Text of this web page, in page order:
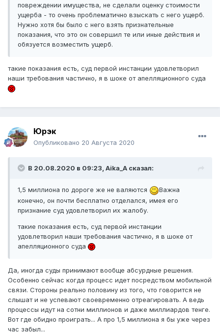
повреждении имущества, не сделали оценку стоимости
ущерба - то очень проблематично взыскать с него ущерб.
Нужно хотя бы было с него взять признательные
показания, что это он совершил те или иные действия и
обязуется возместить ущерб.
такие показания есть, суд первой инстанции удовлетворил
наши требования частично, я в шоке от апелляционного суда
Юрэк
Опубликовано 20 Августа 2020
В 20.08.2020 в 09:23, Aika_A сказал:
1,5 миллиона по дороге же не валяются
Важна
конечно, он почти бесплатно отделался, имея его
признание суд удовлетворил их жалобу.
такие показания есть, суд первой инстанции
удовлетворил наши требования частично, я в шоке от
апелляционного суда
Да, иногда суды принимают вообще абсурдные решения.
Особенно сейчас когда процесс идет посредством мобильной
связи. Стороны реально половину из того, что говорится не
слышат и не успевают своевременно отреагировать. А ведь
процессы идут на сотни миллионов и даже миллиардов тенге.
Вот где обидно проиграть... А про 1,5 миллиона я бы уже через
час забыл...